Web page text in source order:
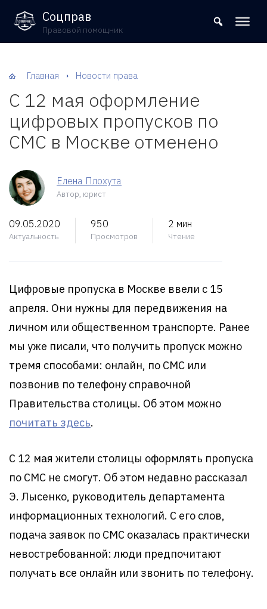
8 (800) 302-09-37
Соцправ
Правовой помощник
Главная Новости права
С 12 мая оформление
цифровых пропусков по
СМС в Москве отменено
Елена Плохута
Автор, юрист
09.05.2020
Актуальность
950
Просмотров
2 мин
Чтение
Цифровые пропуска в Москве ввели с 15
апреля. Они нужны для передвижения на
личном или общественном транспорте. Ранее
мы уже писали, что получить пропуск можно
тремя способами: онлайн, по СМС или
позвонив по телефону справочной
Правительства столицы. Об этом можно
почитать здесь.
С 12 мая жители столицы оформлять пропуска
по СМС не смогут. Об этом недавно рассказал
Э. Лысенко, руководитель департамента
информационных технологий. С его слов,
подача заявок по СМС оказалась практически
невостребованной: люди предпочитают
получать все онлайн или звонить по телефону.